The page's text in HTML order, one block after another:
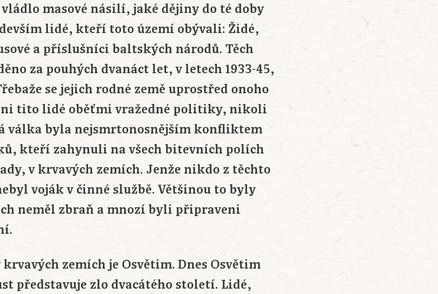
masové násilí, jaké dějiny do té doby
lidé, kteří toto území obývali: Židé,
a příslušníci baltských národů. Těch
za pouhých dvanáct let, v letech 1933-45,
se jejich rodné země uprostřed onoho
tito lidé oběťmi vražedné politiky, nikoli
válka byla nejsmrtonosnějším konfliktem
kteří zahynuli na všech bitevních polích
v krvavých zemích. Jenže nikdo z těchto
voják v činné službě. Většinou to byly
neměl zbraň a mnozí byli připraveni
zemích je Osvětim. Dnes Osvětim
představuje zlo dvacátého století. Lidé,